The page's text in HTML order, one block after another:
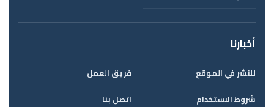
أخبارنا
للنشر في الموقع
فريق العمل
شروط الاستخدام
اتصل بنا